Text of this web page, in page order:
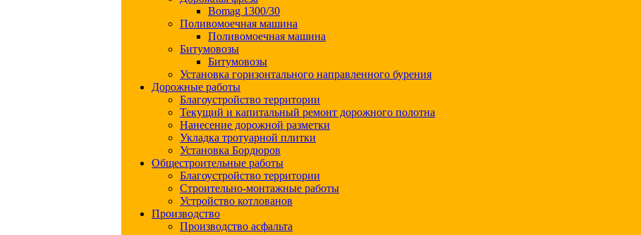
Bomag 1300/30
Поливомоечная машина
Поливомоечная машина
Битумовозы
Битумовозы
Установка горизонтального направленного бурения
Дорожные работы
Благоустройство территории
Текущий и капитальный ремонт дорожного полотна
Нанесение дорожной разметки
Укладка тротуарной плитки
Установка Бордюров
Общестроительные работы
Благоустройство территории
Строительно-монтажные работы
Устройство котлованов
Производство
Производство асфальта